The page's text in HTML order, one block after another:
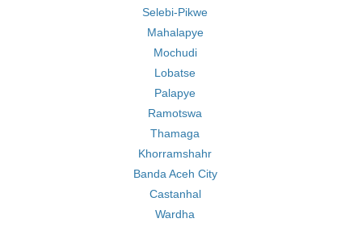
Selebi-Pikwe
Mahalapye
Mochudi
Lobatse
Palapye
Ramotswa
Thamaga
Khorramshahr
Banda Aceh City
Castanhal
Wardha